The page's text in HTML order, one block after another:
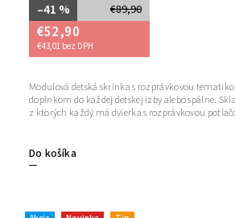
€89,90
–41 %
€52,90
€43,01 bez DPH
Do košíka
Modulová detská skrinka s rozprávkovou
doplnkom do každej detskej izby alebo spálne.
z ktorých každý má dvierka s rozprávkovou